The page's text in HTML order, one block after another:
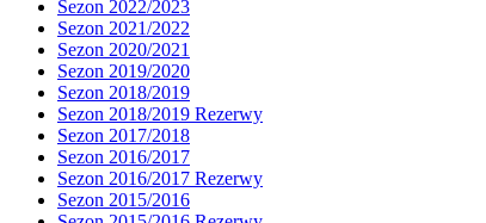
Sezon 2022/2023
Sezon 2021/2022
Sezon 2020/2021
Sezon 2019/2020
Sezon 2018/2019
Sezon 2018/2019 Rezerwy
Sezon 2017/2018
Sezon 2016/2017
Sezon 2016/2017 Rezerwy
Sezon 2015/2016